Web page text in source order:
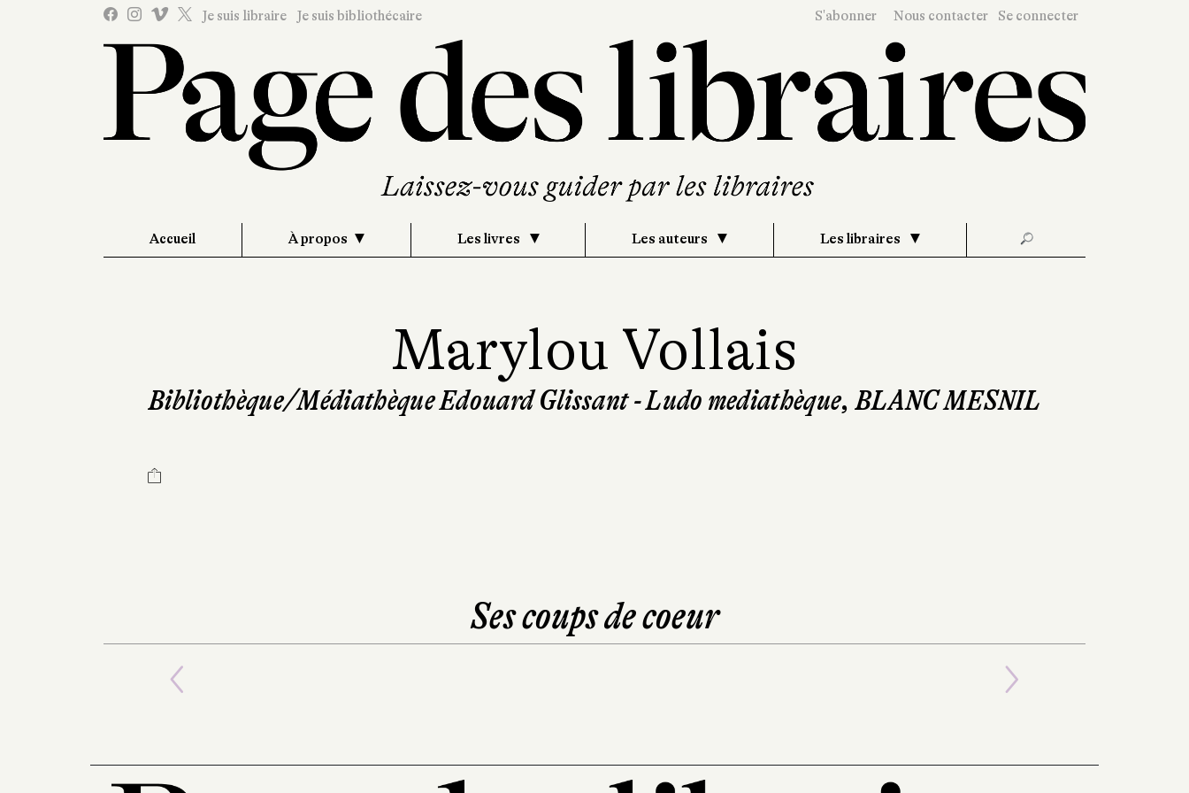
Je suis libraire Je suis bibliothécaire S'abonner Nous contacter Se connecter
Accueil À propos Les livres Les auteurs Les libraires 🔎
Marylou Vollais
Bibliothèque/Médiathèque Edouard Glissant - Ludo mediathèque, BLANC MESNIL
Ses coups de coeur
Previous